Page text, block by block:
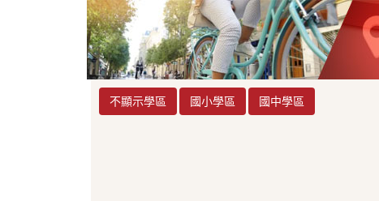
不顯示學區 國小學區 國中學區